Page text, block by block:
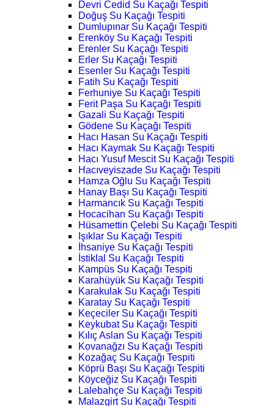
Devri Cedid Su Kaçağı Tespiti
Doğuş Su Kaçağı Tespiti
Dumlupınar Su Kaçağı Tespiti
Erenköy Su Kaçağı Tespiti
Erenler Su Kaçağı Tespiti
Erler Su Kaçağı Tespiti
Esenler Su Kaçağı Tespiti
Fatih Su Kaçağı Tespiti
Ferhuniye Su Kaçağı Tespiti
Ferit Paşa Su Kaçağı Tespiti
Gazali Su Kaçağı Tespiti
Gödene Su Kaçağı Tespiti
Hacı Hasan Su Kaçağı Tespiti
Hacı Kaymak Su Kaçağı Tespiti
Hacı Yusuf Mescit Su Kaçağı Tespiti
Hacıveyiszade Su Kaçağı Tespiti
Hamza Oğlu Su Kaçağı Tespiti
Hanay Başı Su Kaçağı Tespiti
Harmancık Su Kaçağı Tespiti
Hocacihan Su Kaçağı Tespiti
Hüsamettin Çelebi Su Kaçağı Tespiti
Işıklar Su Kaçağı Tespiti
İhsaniye Su Kaçağı Tespiti
İstiklal Su Kaçağı Tespiti
Kampüs Su Kaçağı Tespiti
Karahüyük Su Kaçağı Tespiti
Karakulak Su Kaçağı Tespiti
Karatay Su Kaçağı Tespiti
Keçeciler Su Kaçağı Tespiti
Keykubat Su Kaçağı Tespiti
Kılıç Aslan Su Kaçağı Tespiti
Kovanağzı Su Kaçağı Tespiti
Kozağaç Su Kaçağı Tespiti
Köprü Başı Su Kaçağı Tespiti
Köyceğiz Su Kaçağı Tespiti
Lalebahçe Su Kaçağı Tespiti
Malazgirt Su Kaçağı Tespiti